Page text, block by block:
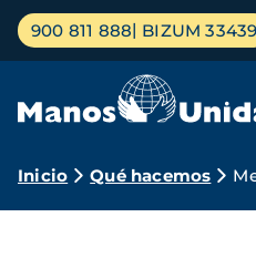
Pasar
contenido
Menú
principal
900 811 888 BIZUM 33439
Ruta
Inicio Qué hacemos